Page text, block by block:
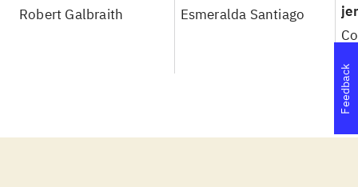
Robert Galbraith
Esmeralda Santiago
Feedback